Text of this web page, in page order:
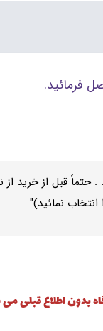
فرمائید.
حتماً قبل از
نمائید)"
بدون اطلاع قبلی